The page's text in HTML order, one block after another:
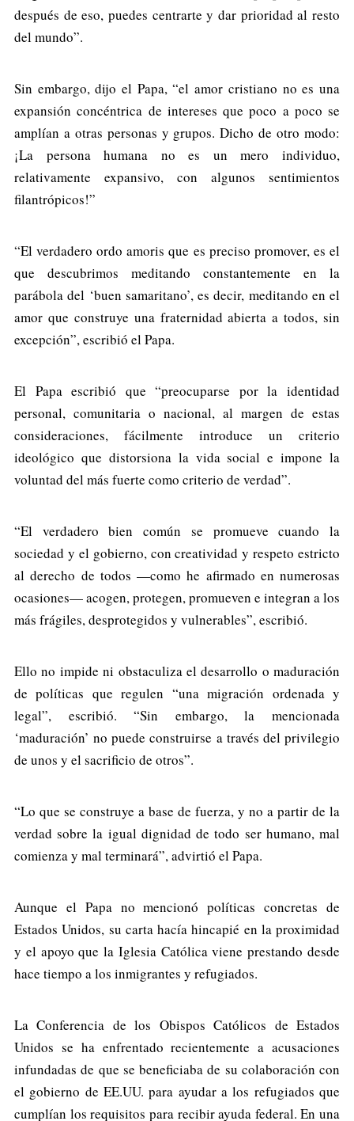
después de eso, puedes centrarte y dar prioridad al resto
del mundo”.
Sin embargo, dijo el Papa, “el amor cristiano no es una
expansión concéntrica de intereses que poco a poco se
amplían a otras personas y grupos. Dicho de otro modo:
¡La persona humana no es un mero individuo,
relativamente expansivo, con algunos sentimientos
filantrópicos!”
“El verdadero ordo amoris que es preciso promover, es el
que descubrimos meditando constantemente en la
parábola del ‘buen samaritano’, es decir, meditando en el
amor que construye una fraternidad abierta a todos, sin
excepción”, escribió el Papa.
El Papa escribió que “preocuparse por la identidad
personal, comunitaria o nacional, al margen de estas
consideraciones, fácilmente introduce un criterio
ideológico que distorsiona la vida social e impone la
voluntad del más fuerte como criterio de verdad”.
“El verdadero bien común se promueve cuando la
sociedad y el gobierno, con creatividad y respeto estricto
al derecho de todos —como he afirmado en numerosas
ocasiones— acogen, protegen, promueven e integran a los
más frágiles, desprotegidos y vulnerables”, escribió.
Ello no impide ni obstaculiza el desarrollo o maduración
de políticas que regulen “una migración ordenada y
legal”, escribió. “Sin embargo, la mencionada
‘maduración’ no puede construirse a través del privilegio
de unos y el sacrificio de otros”.
“Lo que se construye a base de fuerza, y no a partir de la
verdad sobre la igual dignidad de todo ser humano, mal
comienza y mal terminará”, advirtió el Papa.
Aunque el Papa no mencionó políticas concretas de
Estados Unidos, su carta hacía hincapié en la proximidad
y el apoyo que la Iglesia Católica viene prestando desde
hace tiempo a los inmigrantes y refugiados.
La Conferencia de los Obispos Católicos de Estados
Unidos se ha enfrentado recientemente a acusaciones
infundadas de que se beneficiaba de su colaboración con
el gobierno de EE.UU. para ayudar a los refugiados que
cumplían los requisitos para recibir ayuda federal. En una